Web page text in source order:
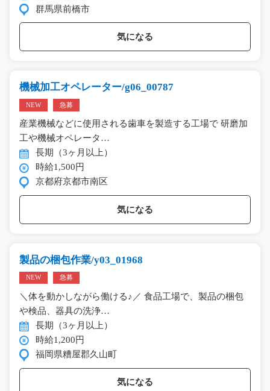
群馬県前橋市
気になる
機械加工オペレーター/g06_00787
NEW 急募
産業機械などに使用される歯車を製造する工場で 研磨加
工や機械オペレータ…
長期（3ヶ月以上）
時給1,500円
京都府京都市南区
気になる
製品の梱包作業/y03_01968
NEW 急募
＼体を動かしながら働ける♪／ 食品工場で、製品の梱包
や検品、器具の洗浄…
長期（3ヶ月以上）
時給1,200円
福岡県糟屋郡久山町
気になる